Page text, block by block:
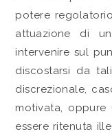
potere
attuazione di
intervenire sul
discostarsi da
discrezionale,
motivata, oppure
essere ritenuta